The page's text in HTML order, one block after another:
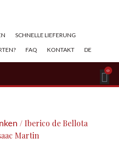
SCHNELLE LIEFERUNG
FAQ KONTAKT DE
0
/ Iberico de Bellota
Martin